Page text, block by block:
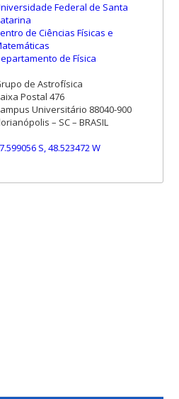
Federal de Santa
de Ciências Físicas e
de Física
de Astrofísica
Postal 476
Universitário 88040-900
– SC – BRASIL
S, 48.523472 W